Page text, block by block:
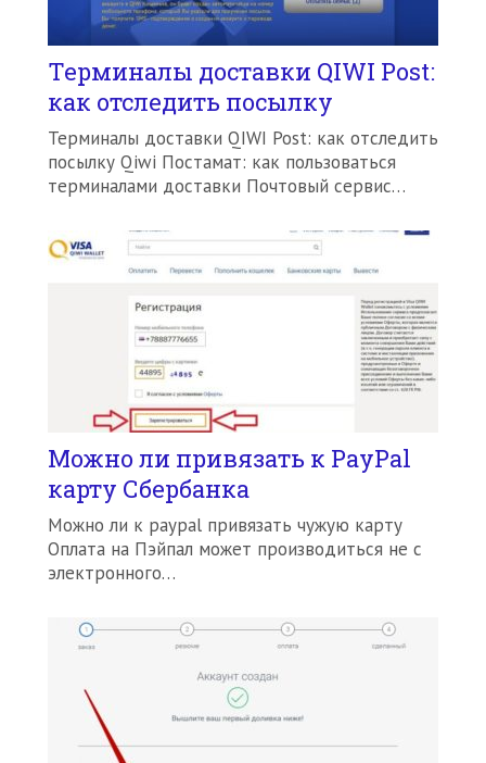
Терминалы доставки QIWI Post:
как отследить посылку
Терминалы доставки QIWI Post: как отследить
посылку Qiwi Постамат: как пользоваться
терминалами доставки Почтовый сервис…
Можно ли привязать к РayРal
карту Сбербанка
Можно ли к paypal привязать чужую карту
Оплата на Пэйпал может производиться не с
электронного…